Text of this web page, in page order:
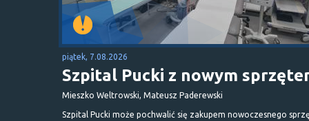
piątek, 7.08.2026
Szpital Pucki z nowym
Mieszko Weltrowski, Mateusz Paderewski
Szpital Pucki może pochwalić się zakupem nowoczesnego